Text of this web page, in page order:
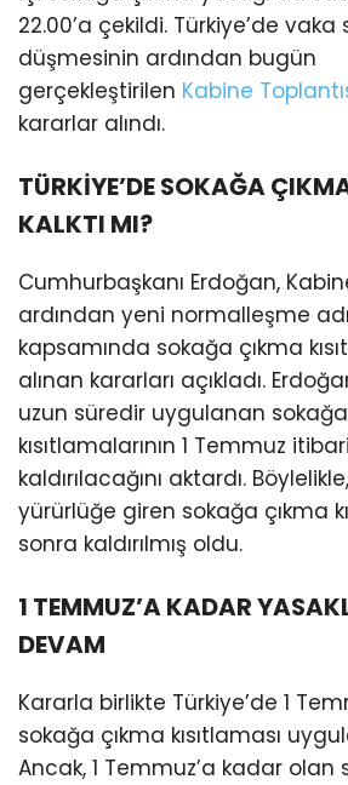
22.00’a çekildi. Türkiye’de vaka
düşmesinin ardından bugün
gerçekleştirilen Kabine
kararlar alındı.
TÜRKİYE’DE SOKAĞA
KALKTI MI?
Cumhurbaşkanı Erdoğan,
ardından yeni normalleşme
kapsamında sokağa çıkma
alınan kararları açıkladı.
uzun süredir uygulanan
kısıtlamalarının 1 Temmuz
kaldırılacağını aktardı.
yürürlüğe giren sokağa çıkma
sonra kaldırılmış oldu.
1 TEMMUZ’A KADAR
DEVAM
Kararla birlikte Türkiye’de 1
sokağa çıkma kısıtlaması
Ancak, 1 Temmuz’a kadar olan